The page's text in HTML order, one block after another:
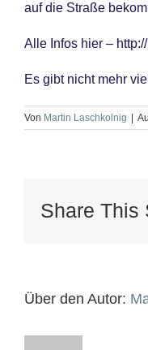
auf die Straße
Alle Infos hier –
Es gibt nicht mehr
Von Martin Laschkolnig
Share This
Über den Autor: